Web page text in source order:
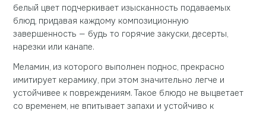
белый цвет подчеркивает изысканность подаваемых
блюд, придавая каждому композиционную
завершенность — будь то горячие закуски, десерты,
нарезки или канапе.
Меламин, из которого выполнен поднос, прекрасно
имитирует керамику, при этом значительно легче и
устойчивее к повреждениям. Такое блюдо не выцветает
со временем, не впитывает запахи и устойчиво к